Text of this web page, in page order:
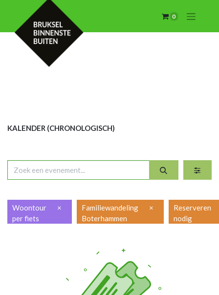
0
KALENDER (CHRONOLOGISCH)
Woontour
per fiets
×
Familiewandeling
Boterhammen
×
Reserveren
nodig